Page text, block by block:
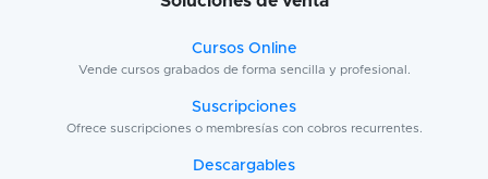
Cursos Online
Vende cursos grabados de forma sencilla y profesional.
Suscripciones
Ofrece suscripciones o membresías con cobros recurrentes.
Descargables